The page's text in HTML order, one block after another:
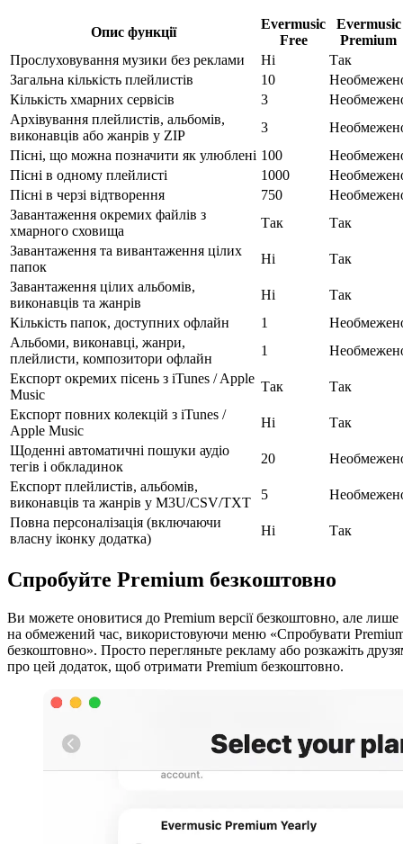
Опис функції
Evermusic
Free
Evermusic
Premium
Прослуховування музики без реклами
Ні
Так
Загальна кількість плейлистів
10
Кількість хмарних сервісів
3
Архівування плейлистів, альбомів,
виконавців або жанрів у ZIP
3
Пісні, що можна позначити як улюблені 100
Пісні в одному плейлисті
1000
Пісні в черзі відтворення
750
Завантаження окремих файлів з
хмарного сховища
Так
Так
Завантаження та вивантаження цілих
папок
Ні
Так
Завантаження цілих альбомів,
виконавців та жанрів
Ні
Так
Кількість папок, доступних офлайн
1
Альбоми, виконавці, жанри,
плейлисти, композитори офлайн
1
Експорт окремих пісень з iTunes / Apple
Music
Так
Так
Експорт повних колекцій з iTunes /
Apple Music
Ні
Так
Щоденні автоматичні пошуки аудіо
тегів і обкладинок
20
Експорт плейлистів, альбомів,
виконавців та жанрів у M3U/CSV/TXT
5
Повна персоналізація (включаючи
власну іконку додатка)
Ні Так
Спробуйте Premium безкоштовно
Ви можете оновитися до Premium версії безкоштовно, але лише
на обмежений час, використовуючи меню «Спробувати
безкоштовно». Просто перегляньте рекламу або розкажіть
про цей додаток, щоб отримати Premium безкоштовно.